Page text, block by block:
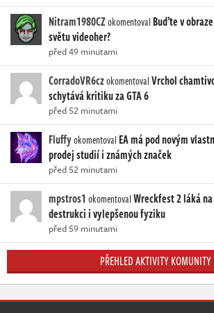
Nitram1980CZokomentoval Buďte v
světu videoher?
před 49 minutami
CorradoVR6czokomentovalVrchol
schytává kritiku za GTA 6
před 52 minutami
Fluffyokomentoval EA má pod novým
prodej studií i známých značek
před 52 minutami
mpstros1 okomentovalWreckfest 2 láká
destrukci i vylepšenou fyziku
před 59 minutami
PŘEHLED AKTIVITY KOMUNITY